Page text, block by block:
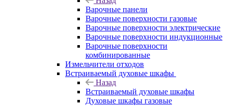
Варочные панели
Варочные поверхности газовые
Варочные поверхности электрические
Варочные поверхности индукционные
Варочные поверхности
комбинированные
Измельчители отходов
Встраиваемый духовые шкафы
Назад
Встраиваемый духовые шкафы
Духовые шкафы газовые